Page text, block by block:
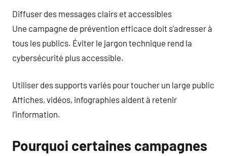
Diffuser des messages clairs et accessibles
Une campagne de prévention efficace doit s’adresser à
tous les publics. Éviter le jargon technique rend la
cybersécurité plus accessible.
Utiliser des supports variés pour toucher un large public
Affiches, vidéos, infographies aident à retenir
l’information.
Pourquoi certaines campagnes